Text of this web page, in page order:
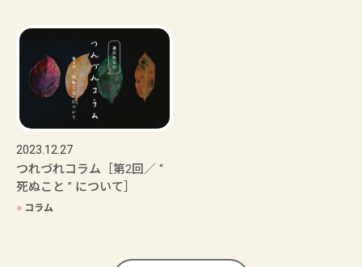
2023.12.27
つれづれコラム［第2回／ “
死ぬこと ” について］
● コラム